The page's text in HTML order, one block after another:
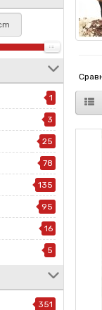
1
3
25
78
135
95
16
5
351